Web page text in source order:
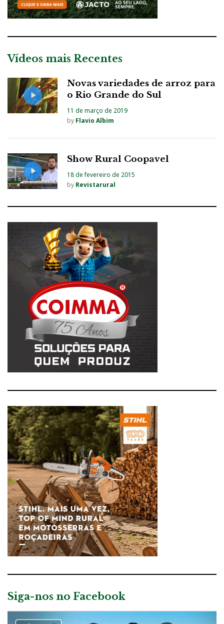
Vídeos mais Recentes
Novas variedades de arroz para
o Rio Grande do Sul
11 de março de 2019
by Flavio Albim
Show Rural Coopavel
18 de fevereiro de 2015
by Revistarural
Siga-nos no Facebook